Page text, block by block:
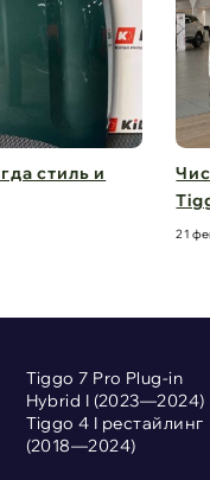
стиль и
21
Tiggo 7 Pro Plug-in
Hybrid I (2023—2024)
Tiggo 4 I рестайлинг
(2018—2024)